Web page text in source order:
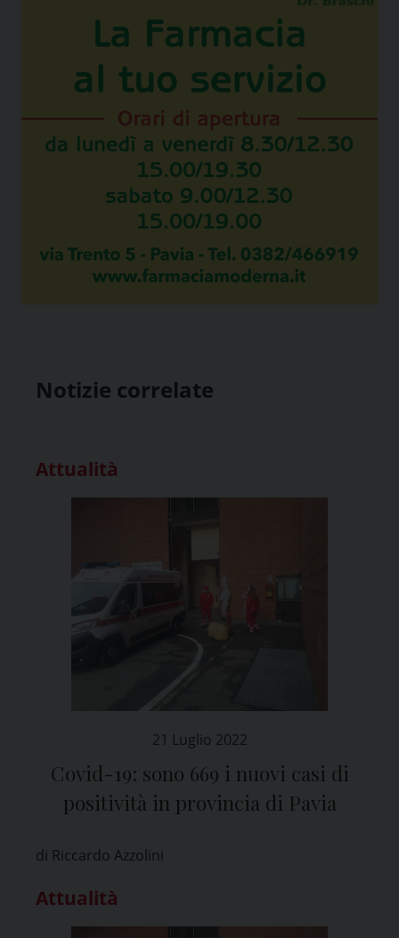
Notizie correlate
Attualità
21 Luglio 2022
Covid-19: sono 669 i nuovi casi di
positività in provincia di Pavia
di Riccardo Azzolini
Attualità